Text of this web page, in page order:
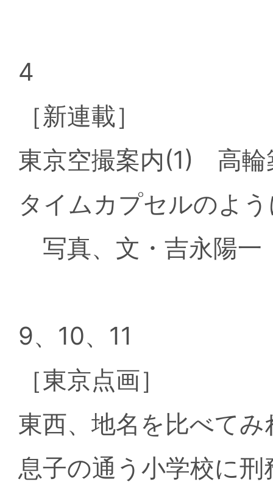
4
［新連載］
東京空撮案内(1) 高輪
タイムカプセルのよ
写真、文・吉永陽一
9、10、11
［東京点画］
東西、地名を比べて
息子の通う小学校に